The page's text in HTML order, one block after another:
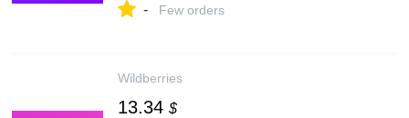
- Few orders
Wildberries
13.34 $